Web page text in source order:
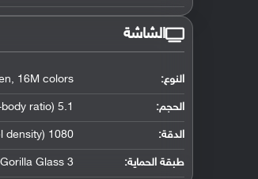
الشاشة
النوع: 16M colors
الحجم: 5.1 inches (~69.7% screen-to-body ratio)
الدقة: 1080 x 1920 pixels (~432 ppi pixel density)
طبقة الحماية: Glass 3